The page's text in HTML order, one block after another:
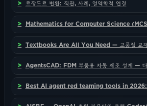
르장드르 변환: 직관, 사례, 열역학적 연결
Mathematics for Computer Science (MCS)
Textbooks Are All You Need — 고품질 교재
AgentsCAD: FDM 부품용 자동 제조 설계 — 다
Best AI agent red teaming tools in 2026: